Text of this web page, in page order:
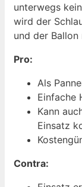
unterwegs
wird der
und der
Pro:
Als
Einfache
Kann
Einsatz
Contra: